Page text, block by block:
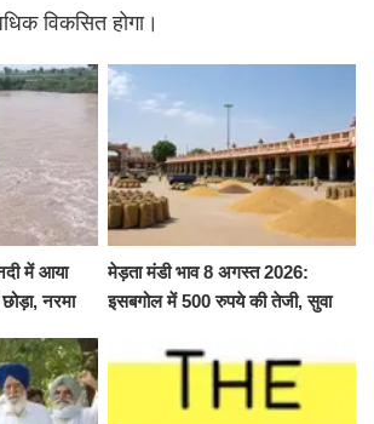
विकसित होगा।
में आया
नरमा
मेड़ता मंडी भाव 8 अगस्त 2026:
इसबगोल में 500 रुपये की तेजी, सुवा